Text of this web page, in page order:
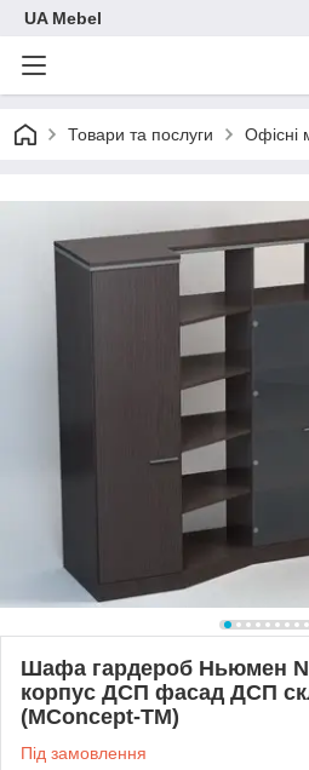
UA Mebel
Товари та послуги Офісні
Шафа гардероб Ньюмен
корпус ДСП фасад ДСП
(MConcept-ТМ)
Під замовлення